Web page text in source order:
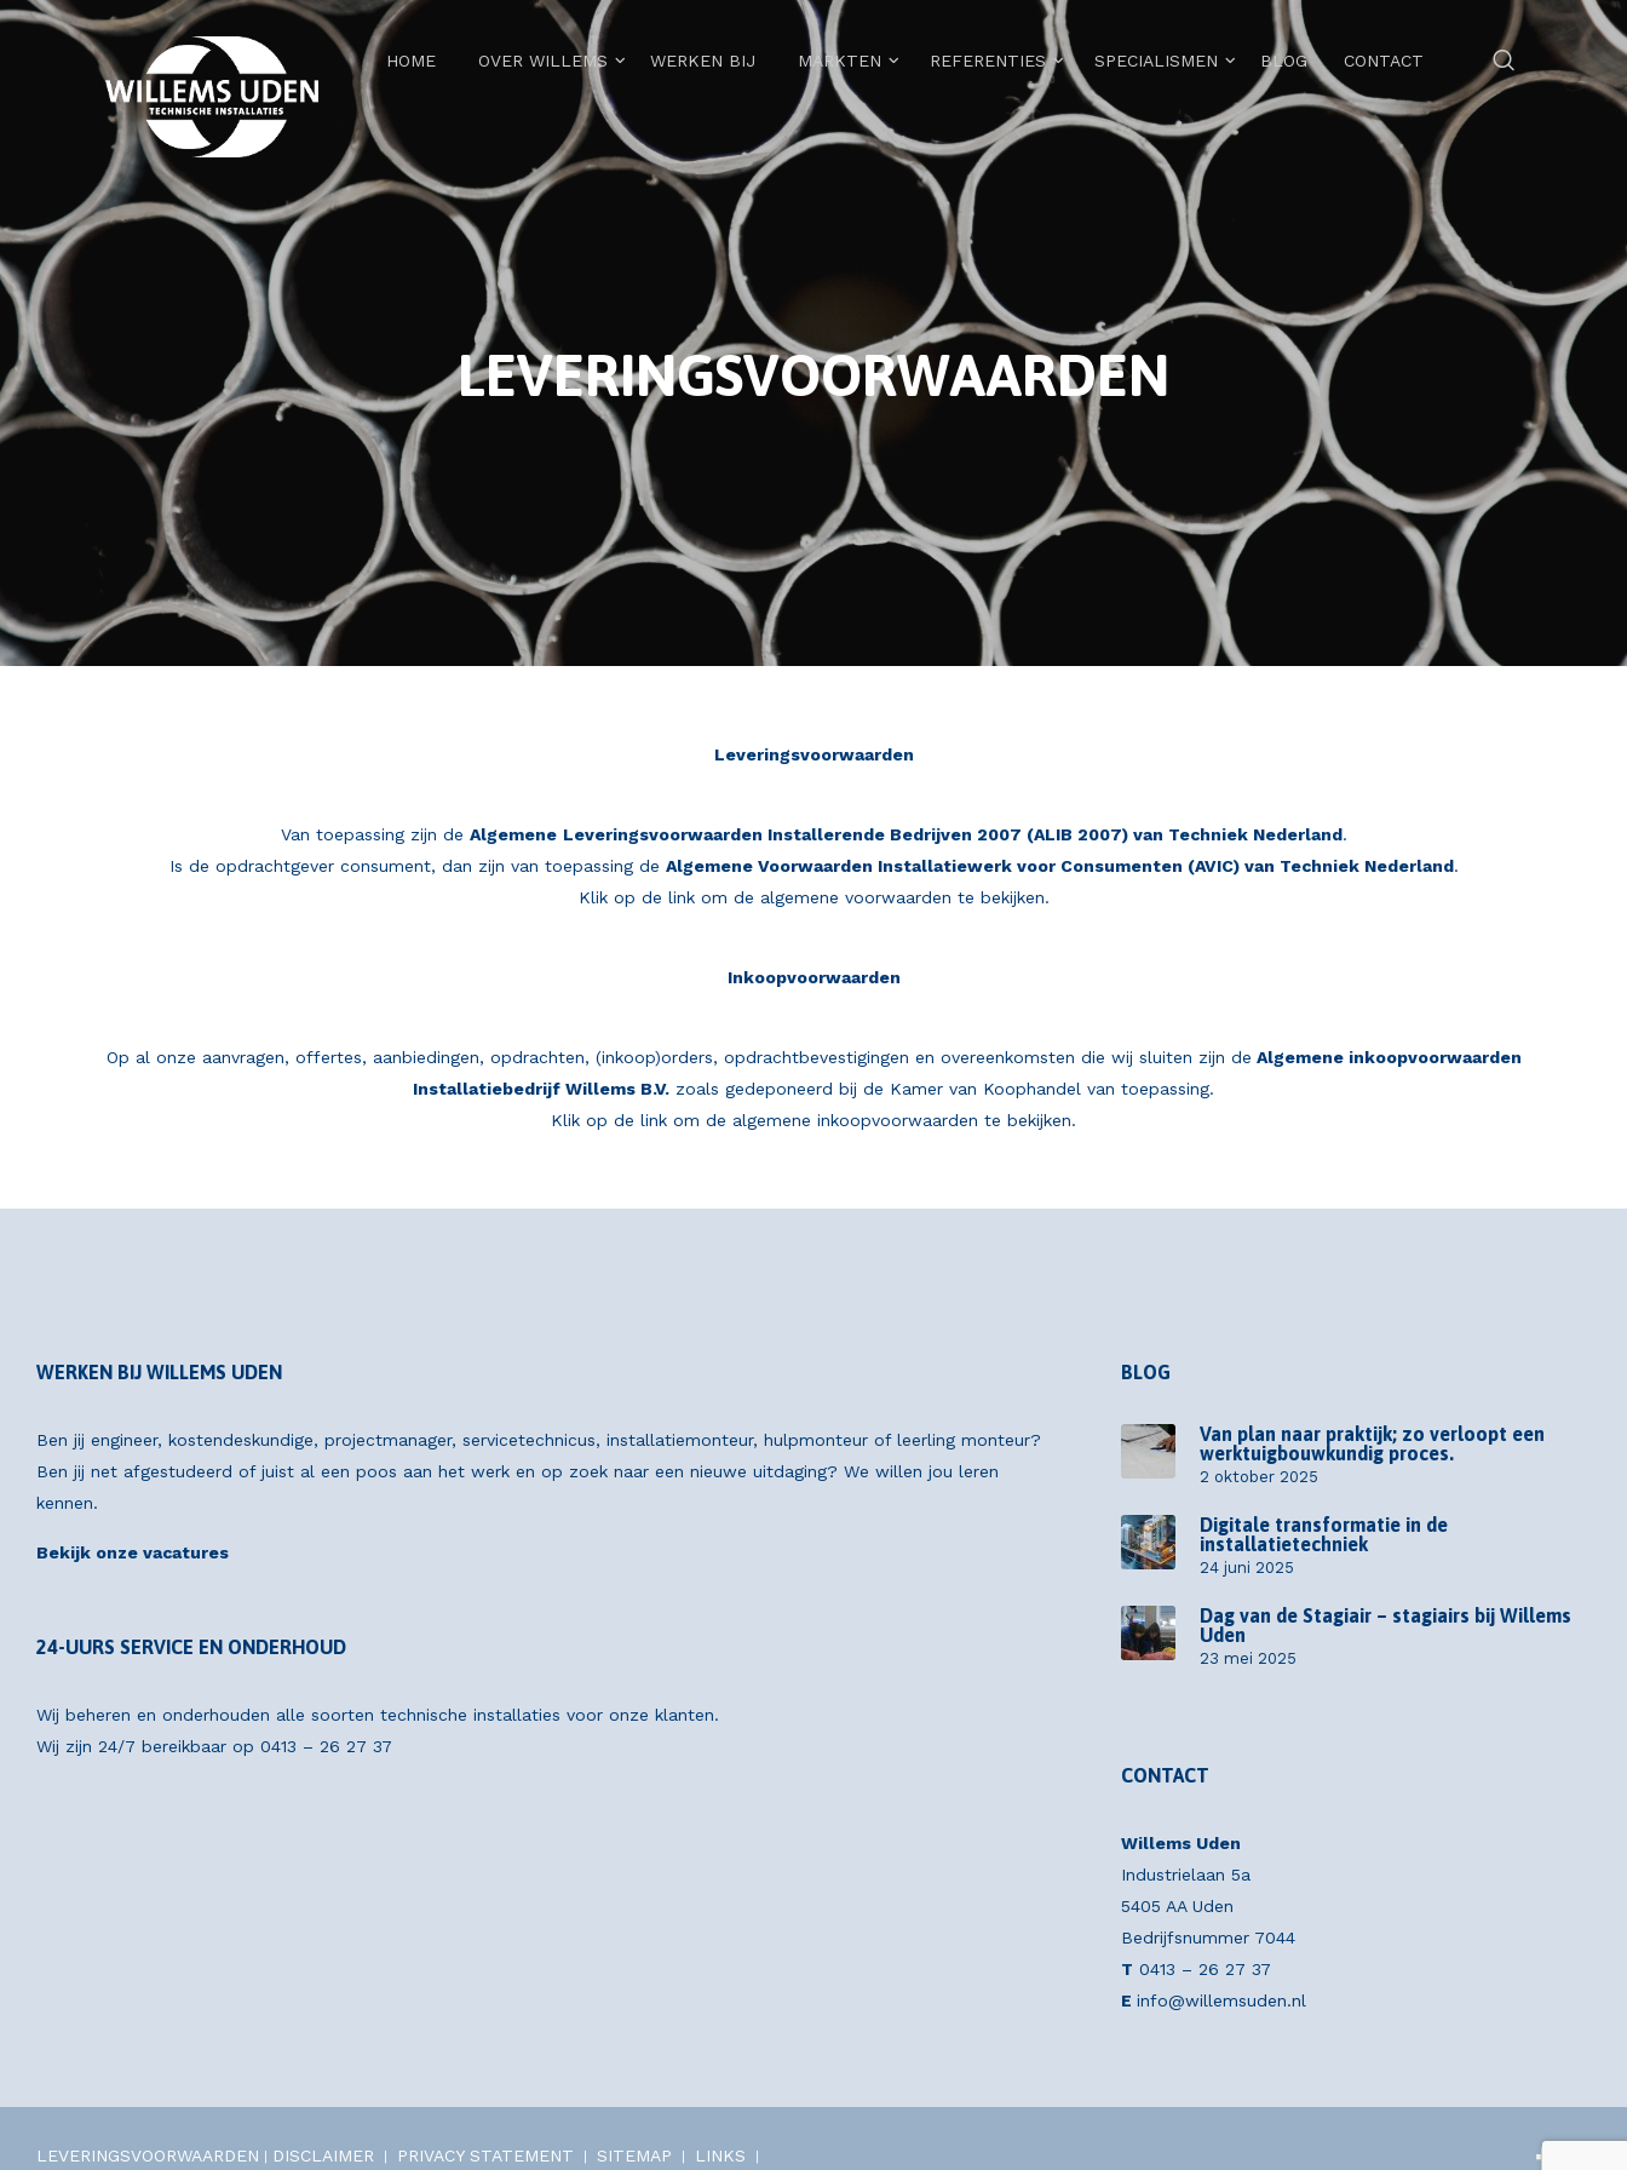
HOME OVER WILLEMS WERKEN BIJ MARKTEN REFERENTIES SPECIALISMEN BLOG CONTACT
LEVERINGSVOORWAARDEN
Leveringsvoorwaarden
Van toepassing zijn de Algemene Leveringsvoorwaarden Installerende Bedrijven 2007 (ALIB 2007) van Techniek Nederland.
Is de opdrachtgever consument, dan zijn van toepassing de Algemene Voorwaarden Installatiewerk voor Consumenten (AVIC) van Techniek Nederland.
Klik op de link om de algemene voorwaarden te bekijken.
Inkoopvoorwaarden
Op al onze aanvragen, offertes, aanbiedingen, opdrachten, (inkoop)orders, opdrachtbevestigingen en overeenkomsten die wij sluiten zijn de Algemene inkoopvoorwaarden
Installatiebedrijf Willems B.V. zoals gedeponeerd bij de Kamer van Koophandel van toepassing.
Klik op de link om de algemene inkoopvoorwaarden te bekijken.
WERKEN BIJ WILLEMS UDEN
Ben jij engineer, kostendeskundige, projectmanager, servicetechnicus, installatiemonteur, hulpmonteur of leerling monteur?
Ben jij net afgestudeerd of juist al een poos aan het werk en op zoek naar een nieuwe uitdaging? We willen jou leren
kennen.
Bekijk onze vacatures
24-UURS SERVICE EN ONDERHOUD
Wij beheren en onderhouden alle soorten technische installaties voor onze klanten.
Wij zijn 24/7 bereikbaar op 0413 – 26 27 37
BLOG
Van plan naar praktijk; zo verloopt een
werktuigbouwkundig proces.
2 oktober 2025
Digitale transformatie in de
installatietechniek
24 juni 2025
Dag van de Stagiair – stagiairs bij Willems
Uden
23 mei 2025
CONTACT
Willems Uden
Industrielaan 5a
5405 AA Uden
Bedrijfsnummer 7044
T 0413 – 26 27 37
E info@willemsuden.nl
LEVERINGSVOORWAARDEN DISCLAIMER PRIVACY STATEMENT SITEMAP LINKS